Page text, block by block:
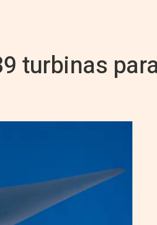
turbinas